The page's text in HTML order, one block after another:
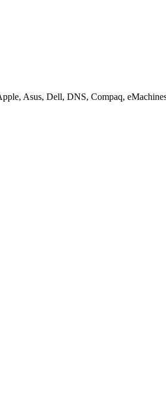
Asus, Dell, DNS, Compaq,